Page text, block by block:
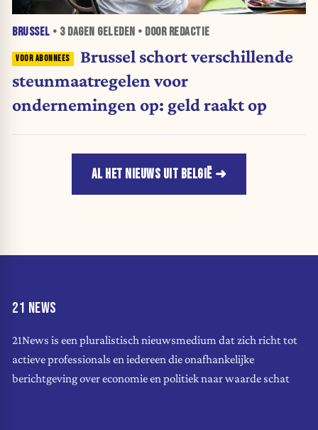
BRUSSEL • 3 DAGEN GELEDEN • DOOR REDACTIE
Brussel schort verschillende
steunmaatregelen voor
ondernemingen op: geld raakt op
AL HET NIEUWS UIT BELGIË
21 NEWS
21News is een pluralistisch nieuwsmedium dat zich richt tot
actieve professionals en iedereen die onafhankelijke
berichtgeving over economie en politiek naar waarde schat